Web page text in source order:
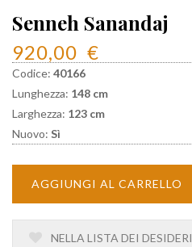
Senneh Sanandaj
920,00 €
Codice: 40166
Lunghezza: 148 cm
Larghezza: 123 cm
Nuovo: Sì
AGGIUNGI AL CARRELLO
NELLA LISTA DEI DESIDERI